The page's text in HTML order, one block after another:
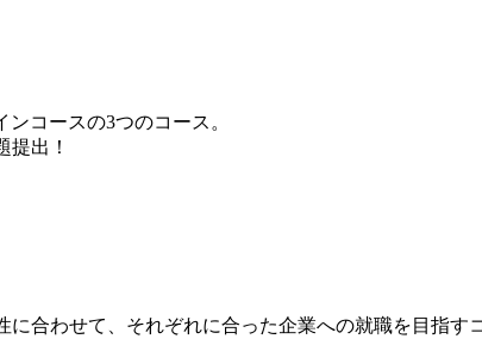
コースの3つのコース。
提出！
合わせて、それぞれに合った企業への就職を目指